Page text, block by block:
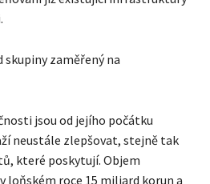
skupiny zaměřený na
jsou od jejího počátku
neustále zlepšovat, stejně tak
které poskytují. Objem
loňském roce 15 miliard korun a